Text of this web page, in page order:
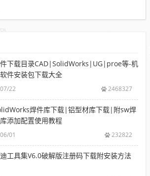
下载目录CAD|SolidWorks|UG|proe等-机
件安装包下载大全
07/22 2468327
焊件库下载|铝型材库下载|附sw焊
添加配置使用教程
06/01 232822
工具集V6.0破解版注册码下载附安装方法